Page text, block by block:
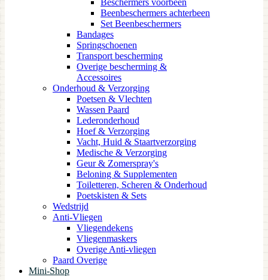
Beenbeschermers achterbeen
Set Beenbeschermers
Bandages
Springschoenen
Transport bescherming
Overige bescherming &
Accessoires
Onderhoud & Verzorging
Poetsen & Vlechten
Wassen Paard
Lederonderhoud
Hoef & Verzorging
Vacht, Huid & Staartverzorging
Medische & Verzorging
Geur & Zomerspray's
Beloning & Supplementen
Toiletteren, Scheren & Onderhoud
Poetskisten & Sets
Wedstrijd
Anti-Vliegen
Vliegendekens
Vliegenmaskers
Overige Anti-vliegen
Paard Overige
Mini-Shop